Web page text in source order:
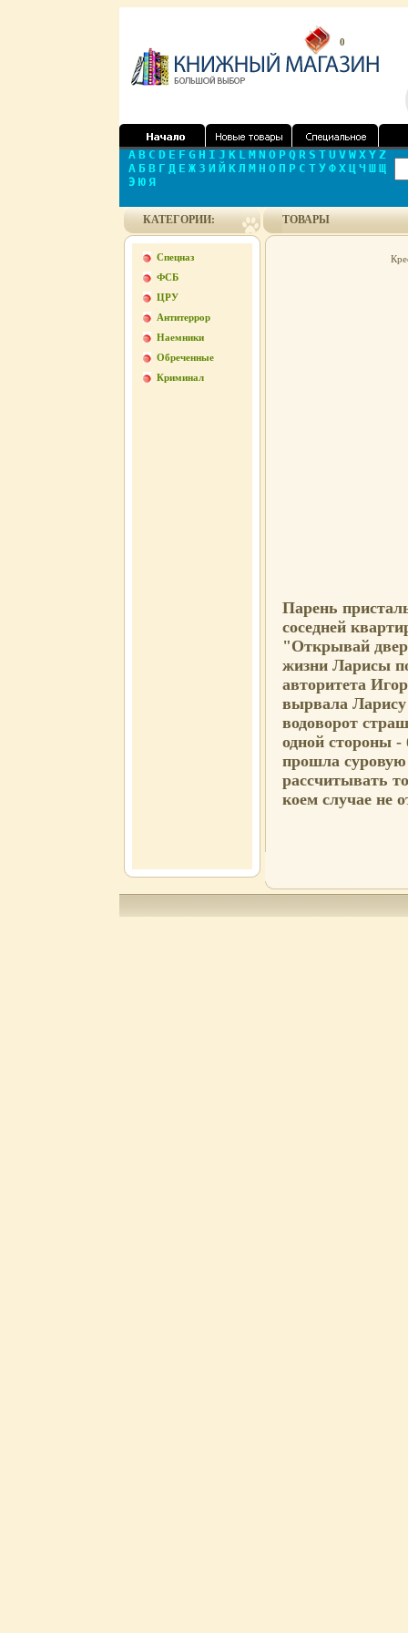
0
A B C D E F G H I J K L M N O P Q R S T U V W X Y Z
А Б В Г Д Е Ж З И Й К Л М Н О П Р С Т У Ф Х Ц Ч Ш Щ
Э Ю Я
КАТЕГОРИИ:
Спецназ
ФСБ
ЦРУ
Антитеррор
Наемники
Обреченные
Криминал
ТОВАРЫ
Парень
соседней
"Открывай
жизни Ларисы
авторитета
вырвала
водоворот
одной стороны
прошла
рассчитывать
коем случае не